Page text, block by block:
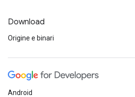
Download
Origine e binari
Android